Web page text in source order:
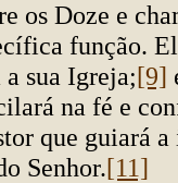
os Doze e
função.
sua Igreja;[9]
na fé e
que guiará
Senhor.[11]